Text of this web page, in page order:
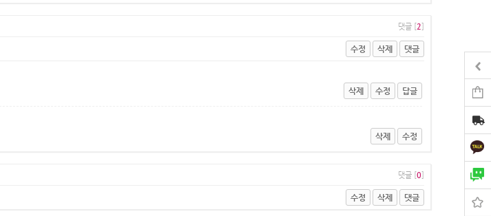
댓글 [2]
수정 삭제 댓글
삭제 수정 답글
삭제 수정
댓글 [0]
수정 삭제 댓글